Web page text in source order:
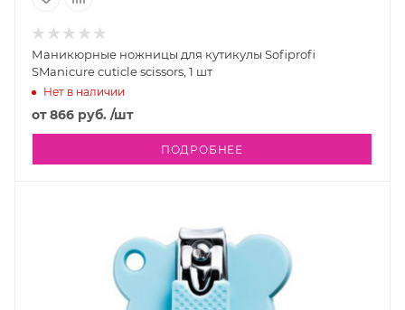
Маникюрные ножницы для кутикулы Sofiprofi
SManicure cuticle scissors, 1 шт
Нет в наличии
от866 руб. /шт
ПОДРОБНЕЕ